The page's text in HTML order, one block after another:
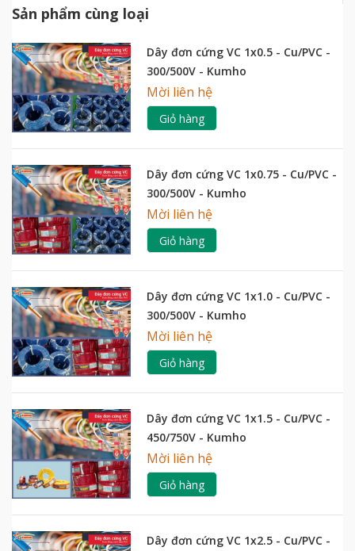
Sản phẩm cùng loại
Dây đơn cứng VC 1x0.5 - Cu/PVC -
300/500V - Kumho
Mời liên hệ
Giỏ hàng
Dây đơn cứng VC 1x0.75 - Cu/PVC -
300/500V - Kumho
Mời liên hệ
Giỏ hàng
Dây đơn cứng VC 1x1.0 - Cu/PVC -
300/500V - Kumho
Mời liên hệ
Giỏ hàng
Dây đơn cứng VC 1x1.5 - Cu/PVC -
450/750V - Kumho
Mời liên hệ
Giỏ hàng
Dây đơn cứng VC 1x2.5 - Cu/PVC -